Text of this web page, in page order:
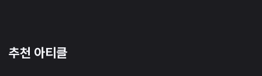
추천 아티클